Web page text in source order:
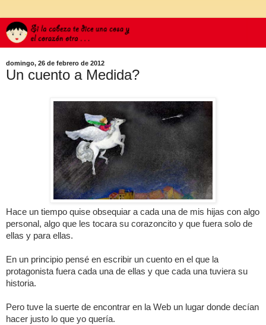
domingo, 26 de febrero de 2012
Un cuento a Medida?
Hace un tiempo quise obsequiar a cada una de mis hijas con algo
personal, algo que les tocara su corazoncito y que fuera solo de
ellas y para ellas.
En un principio pensé en escribir un cuento en el que la
protagonista fuera cada una de ellas y que cada una tuviera su
historia.
Pero tuve la suerte de encontrar en la Web un lugar donde decían
hacer justo lo que yo quería.